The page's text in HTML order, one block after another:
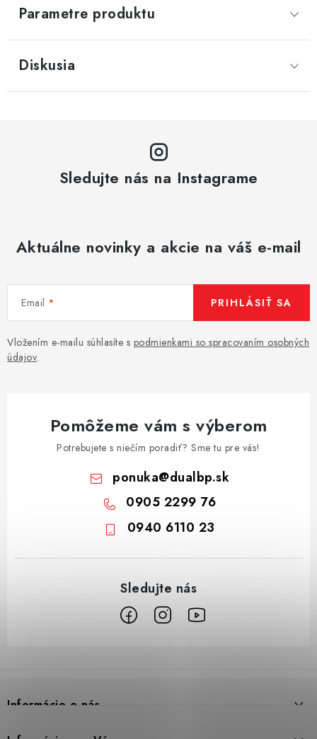
Parametre produktu
Diskusia
Sledujte nás na Instagrame
Aktuálne novinky a akcie na váš e-mail
Email
Vložením e-mailu súhlasíte s podmienkami so spracovaním osobných
údajov.
PRIHLÁSIŤ SA
Pomôžeme vám s výberom
Potrebujete s niečím poradiť? Sme tu pre vás!
ponuka@dualbp.sk
0905 2299 76
0940 6110 23
pInformácie o nás
Prečo DUAL BP